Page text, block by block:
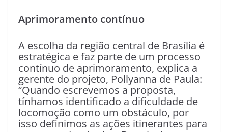
Aprimoramento contínuo
A escolha da região central de Brasília é
estratégica e faz parte de um processo
contínuo de aprimoramento, explica a
gerente do projeto, Pollyanna de Paula:
“Quando escrevemos a proposta,
tínhamos identificado a dificuldade de
locomoção como um obstáculo, por
isso definimos as ações itinerantes para